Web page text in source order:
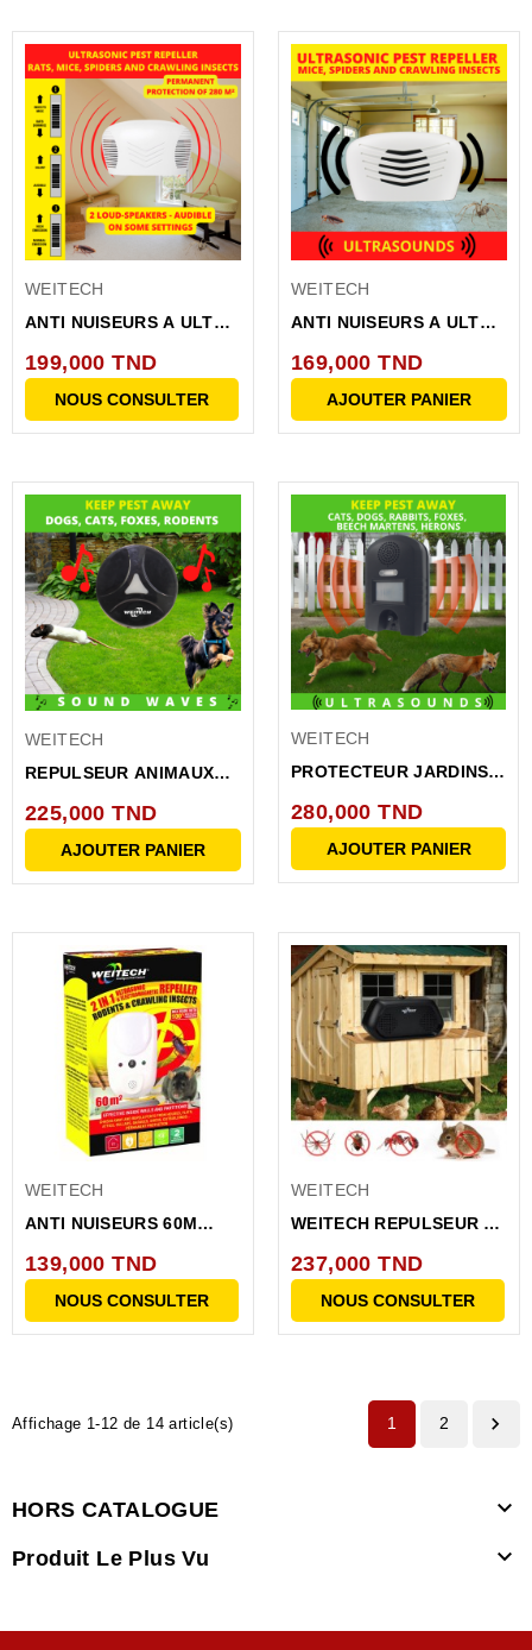
WEITECH
ANTI NUISEURS A ULTRA
199,000 TND
NOUS CONSULTER
WEITECH
ANTI NUISEURS A ULTRA
169,000 TND
AJOUTER PANIER
WEITECH
REPULSEUR ANIMAUX
RECHARGEABLE USB
225,000 TND
AJOUTER PANIER
WEITECH
PROTECTEUR JARDINS
280,000 TND
AJOUTER PANIER
WEITECH
ANTI NUISEURS 60M
139,000 TND
NOUS CONSULTER
WEITECH
WEITECH REPULSEUR DE
237,000 TND
NOUS CONSULTER
Affichage 1-12 de 14 article(s) 1 2 
HORS CATALOGUE 
Produit Le Plus Vu 